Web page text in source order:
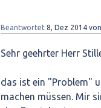
Beantwortet 8, Dez 2014 von
Sehr geehrter Herr
das ist ein "Problem"
machen müssen. Mir